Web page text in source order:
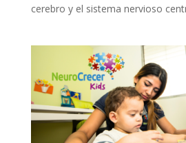
cerebro y el sistema nervioso